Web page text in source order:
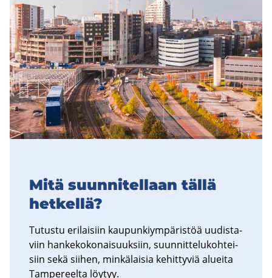
Mitä suun­ni­tel­laan tällä
het­kel­lä?
Tu­tus­tu eri­lai­siin kau­pun­kiym­pä­ris­töä uu­dis­ta­
viin han­ke­ko­ko­nai­suuk­siin, suun­nit­te­lu­koh­tei­
siin sekä sii­hen, min­kä­lai­sia ke­hit­ty­viä aluei­ta
Tam­pe­reel­ta löy­tyy.